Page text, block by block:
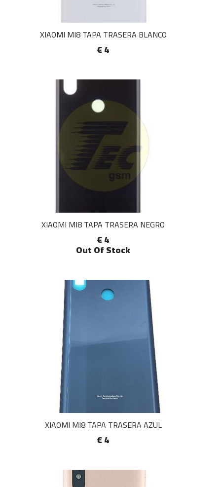
XIAOMI MI8 TAPA TRASERA BLANCO
€ 4
XIAOMI MI8 TAPA TRASERA NEGRO
€ 4
Out Of Stock
XIAOMI MI8 TAPA TRASERA AZUL
€ 4